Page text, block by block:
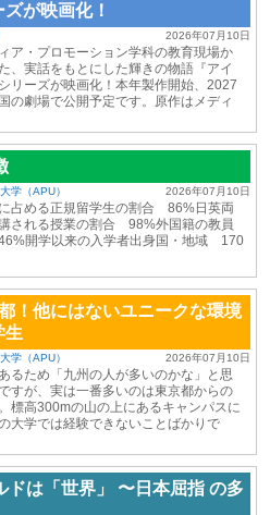
が映画化！
2026年07月10日
ア・プロモーション学科の教育現場か
、実話をもとにした輝きの物語『アイ
リーズが映画化！本年製作開始、2027
の劇場で公開予定です。原作はメディ
2026年07月10日
学（APU）
占める正規留学生の割合 86%日英両
される授業の割合 98%外国籍の教員
開学以来の入学者出身国・地域 170
！他にはないユニークな環境
生
2026年07月10日
学（APU）
るため「九州の人が多いのかな」と思
すが、実は一番多いのは東京都からの
標高300mの山の上にあるキャンパスに
大学では経験できないことばかりで
ドは「世界」 〜⽇本屈指 の多